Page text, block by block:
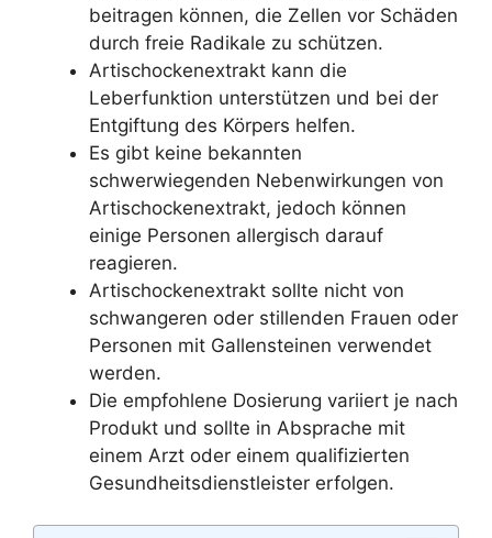
beitragen können, die Zellen vor Schäden
durch freie Radikale zu schützen.
Artischockenextrakt kann die
Leberfunktion unterstützen und bei der
Entgiftung des Körpers helfen.
Es gibt keine bekannten
schwerwiegenden Nebenwirkungen von
Artischockenextrakt, jedoch können
einige Personen allergisch darauf
reagieren.
Artischockenextrakt sollte nicht von
schwangeren oder stillenden Frauen oder
Personen mit Gallensteinen verwendet
werden.
Die empfohlene Dosierung variiert je nach
Produkt und sollte in Absprache mit
einem Arzt oder einem qualifizierten
Gesundheitsdienstleister erfolgen.